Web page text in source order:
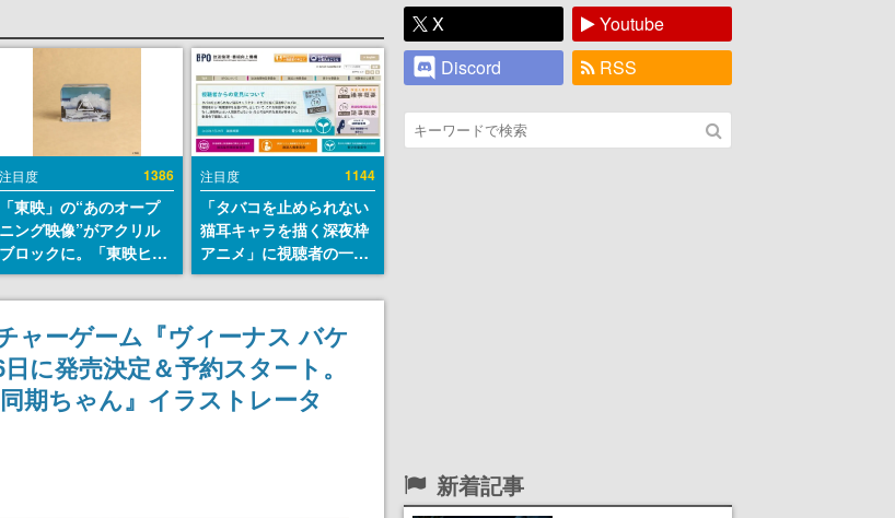
注目度 1386
「東映」の“あのオープ
ニング映像”がアクリル
ブロックに。「東映ヒス
トリカル グッズコレクシ
ョン」が8月下旬より発
売
注目度 1144
「タバコを止められない
猫耳キャラを描く深夜枠
アニメ」に視聴者の一部
から批判意見。違法薬物
の使用と思しき描写も含
めて、BPOが議論を交わ
す
ャーゲーム『ヴィーナス バケ
に発売決定＆予約スタート。
期ちゃん』イラストレータ
X
Youtube
Discord
RSS
新着記事